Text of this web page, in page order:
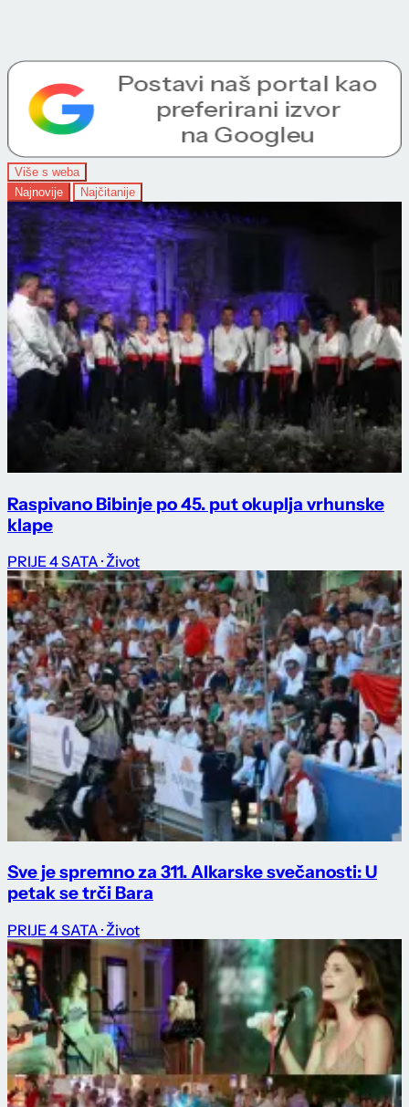
Više s weba
Najnovije
Najčitanije
Raspivano Bibinje po 45. put okuplja vrhunske
klape
PRIJE 4 SATA · Život
Sve je spremno za 311. Alkarske svečanosti: U
petak se trči Bara
PRIJE 4 SATA · Život